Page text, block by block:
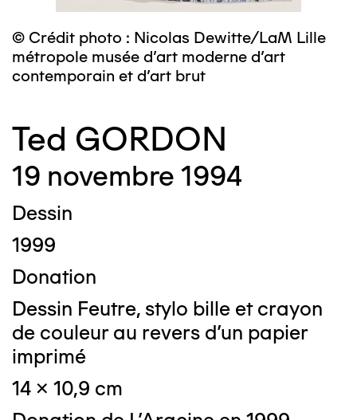
© Crédit photo : Nicolas Dewitte/LaM Lille
métropole musée d’art moderne d’art
contemporain et d’art brut
Ted GORDON
19 novembre 1994
Dessin
1999
Donation
Dessin Feutre, stylo bille et crayon
de couleur au revers d'un papier
imprimé
14 x 10,9 cm